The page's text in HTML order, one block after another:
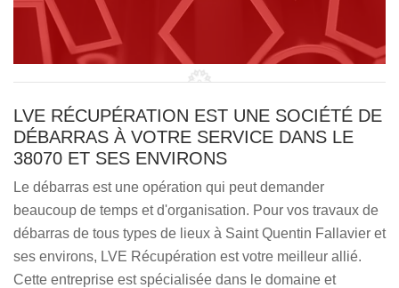
LVE RÉCUPÉRATION EST UNE SOCIÉTÉ DE
DÉBARRAS À VOTRE SERVICE DANS LE
38070 ET SES ENVIRONS
Le débarras est une opération qui peut demander
beaucoup de temps et d'organisation. Pour vos travaux de
débarras de tous types de lieux à Saint Quentin Fallavier et
ses environs, LVE Récupération est votre meilleur allié.
Cette entreprise est spécialisée dans le domaine et